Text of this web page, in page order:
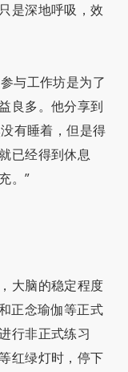
是深地呼吸，效
与工作坊是为了
良多。他分享到
有睡着，但是得
已经得到休息
。”
大脑的稳定程度
正念瑜伽等正式
行非正式练习
红绿灯时，停下